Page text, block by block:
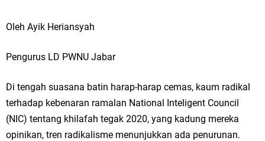
Oleh Ayik Heriansyah
Pengurus LD PWNU Jabar
Di tengah suasana batin harap-harap cemas, kaum radikal
terhadap kebenaran ramalan National Inteligent Council
(NIC) tentang khilafah tegak 2020, yang kadung mereka
opinikan, tren radikalisme menunjukkan ada penurunan.